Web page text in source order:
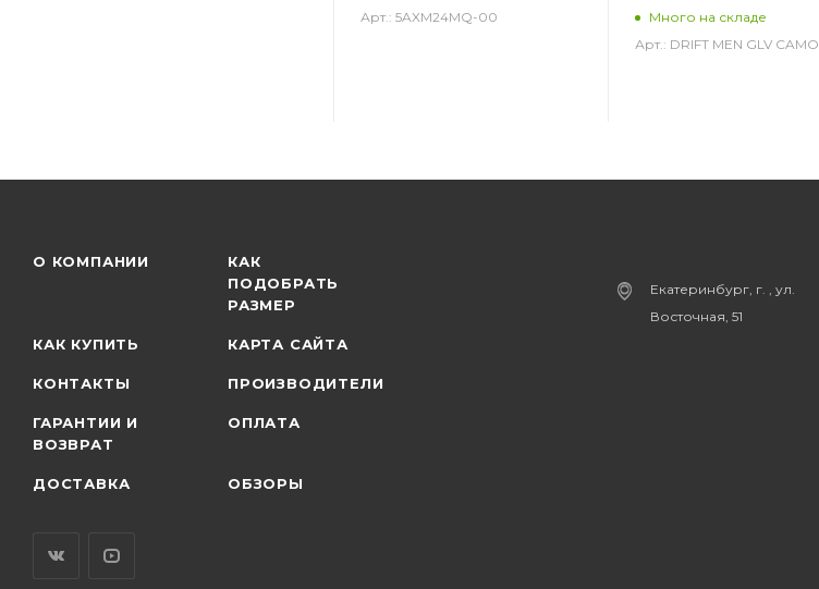
Арт.: 5AXM24MQ-00
Много на складе
Арт.: DRIFT MEN GLV CAMO
О КОМПАНИИ
КАК
ПОДОБРАТЬ
РАЗМЕР
КАК КУПИТЬ КАРТА САЙТА
КОНТАКТЫ ПРОИЗВОДИТЕЛИ
ГАРАНТИИ И
ВОЗВРАТ
ОПЛАТА
ДОСТАВКА ОБЗОРЫ
Екатеринбург, г. , ул.
Восточная, 51